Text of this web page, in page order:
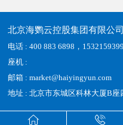
 
北京海鹦云控股集团有限公司
电话 : 400 883 6898，
座机 :
邮箱 : market@haiyingyun.com
地址 : 北京市东城区科林大厦B座